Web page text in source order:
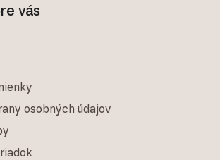
vás
osobných údajov